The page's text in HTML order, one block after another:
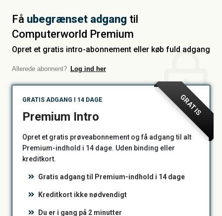
Få ubegrænset adgang til
Computerworld Premium
Opret et gratis intro-abonnement eller køb fuld adgang
Allerede abonnent? Log ind her
GRATIS
GRATIS ADGANG I 14 DAGE
Premium Intro
Opret et gratis prøveabonnement og få adgang til alt
Premium-indhold i 14 dage. Uden binding eller
kreditkort.
Gratis adgang til Premium-indhold i 14 dage
Kreditkort ikke nødvendigt
Du er i gang på 2 minutter